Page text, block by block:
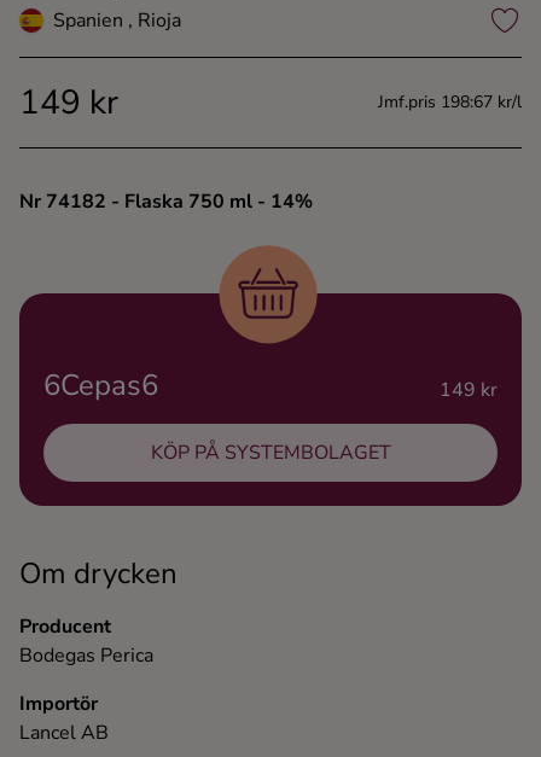
Rom
Shots
Ingredienser
Spanien , Rioja
149 kr Jmf.pris 198:67 kr/l
Nr 74182 - Flaska 750 ml - 14%
Om drycken
Producent
Bodegas Perica
Importör
Lancel AB
6Cepas6 149 kr
KÖP PÅ SYSTEMBOLAGET